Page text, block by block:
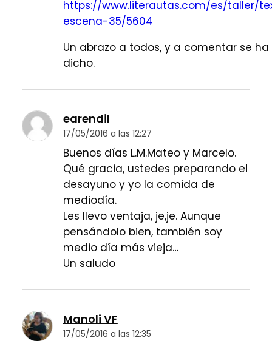
https://www.literautas.com/es/taller/
escena-35/5604
Un abrazo a todos, y a comentar se ha
dicho.
earendil
17/05/2016 a las 12:27
Buenos días L.M.Mateo y Marcelo.
Qué gracia, ustedes preparando el
desayuno y yo la comida de
mediodía.
Les llevo ventaja, je,je. Aunque
pensándolo bien, también soy
medio día más vieja…
Un saludo
Manoli VF
17/05/2016 a las 12:35